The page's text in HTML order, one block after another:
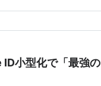
小型化で「最強の